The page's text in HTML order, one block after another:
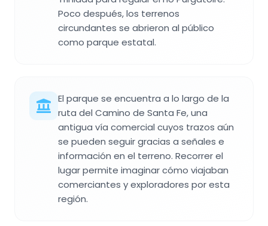
Poco después, los terrenos
circundantes se abrieron al público
como parque estatal.
El parque se encuentra a lo largo de la
ruta del Camino de Santa Fe, una
antigua vía comercial cuyos trazos aún
se pueden seguir gracias a señales e
información en el terreno. Recorrer el
lugar permite imaginar cómo viajaban
comerciantes y exploradores por esta
región.